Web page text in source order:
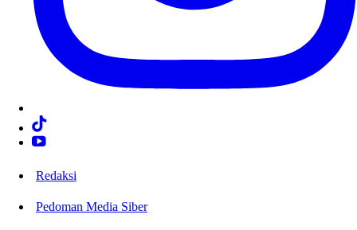
Redaksi
Pedoman Media Siber